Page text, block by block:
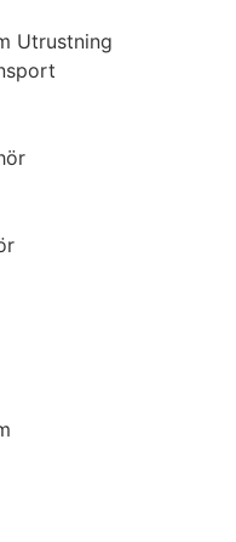
Utrustning